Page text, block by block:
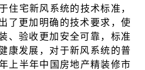
住宅新风系统的技术标准，
了更加明确的技术要求，使
、验收更加安全可靠，标准
康发展，对于新风系统的普
上半年中国房地产精装修市